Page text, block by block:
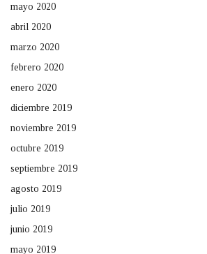
mayo 2020
abril 2020
marzo 2020
febrero 2020
enero 2020
diciembre 2019
noviembre 2019
octubre 2019
septiembre 2019
agosto 2019
julio 2019
junio 2019
mayo 2019